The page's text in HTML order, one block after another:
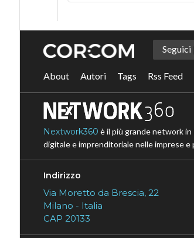
Seguici
About Autori Tags Rss Feed
Nextwork360 è il più grande network
digitale e imprenditoriale nelle imprese e
Indirizzo
Via Moretto da Brescia, 22
Milano - Italia
CAP 20133